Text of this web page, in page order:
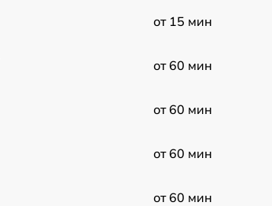
от 15 мин
от 60 мин
от 60 мин
от 60 мин
от 60 мин